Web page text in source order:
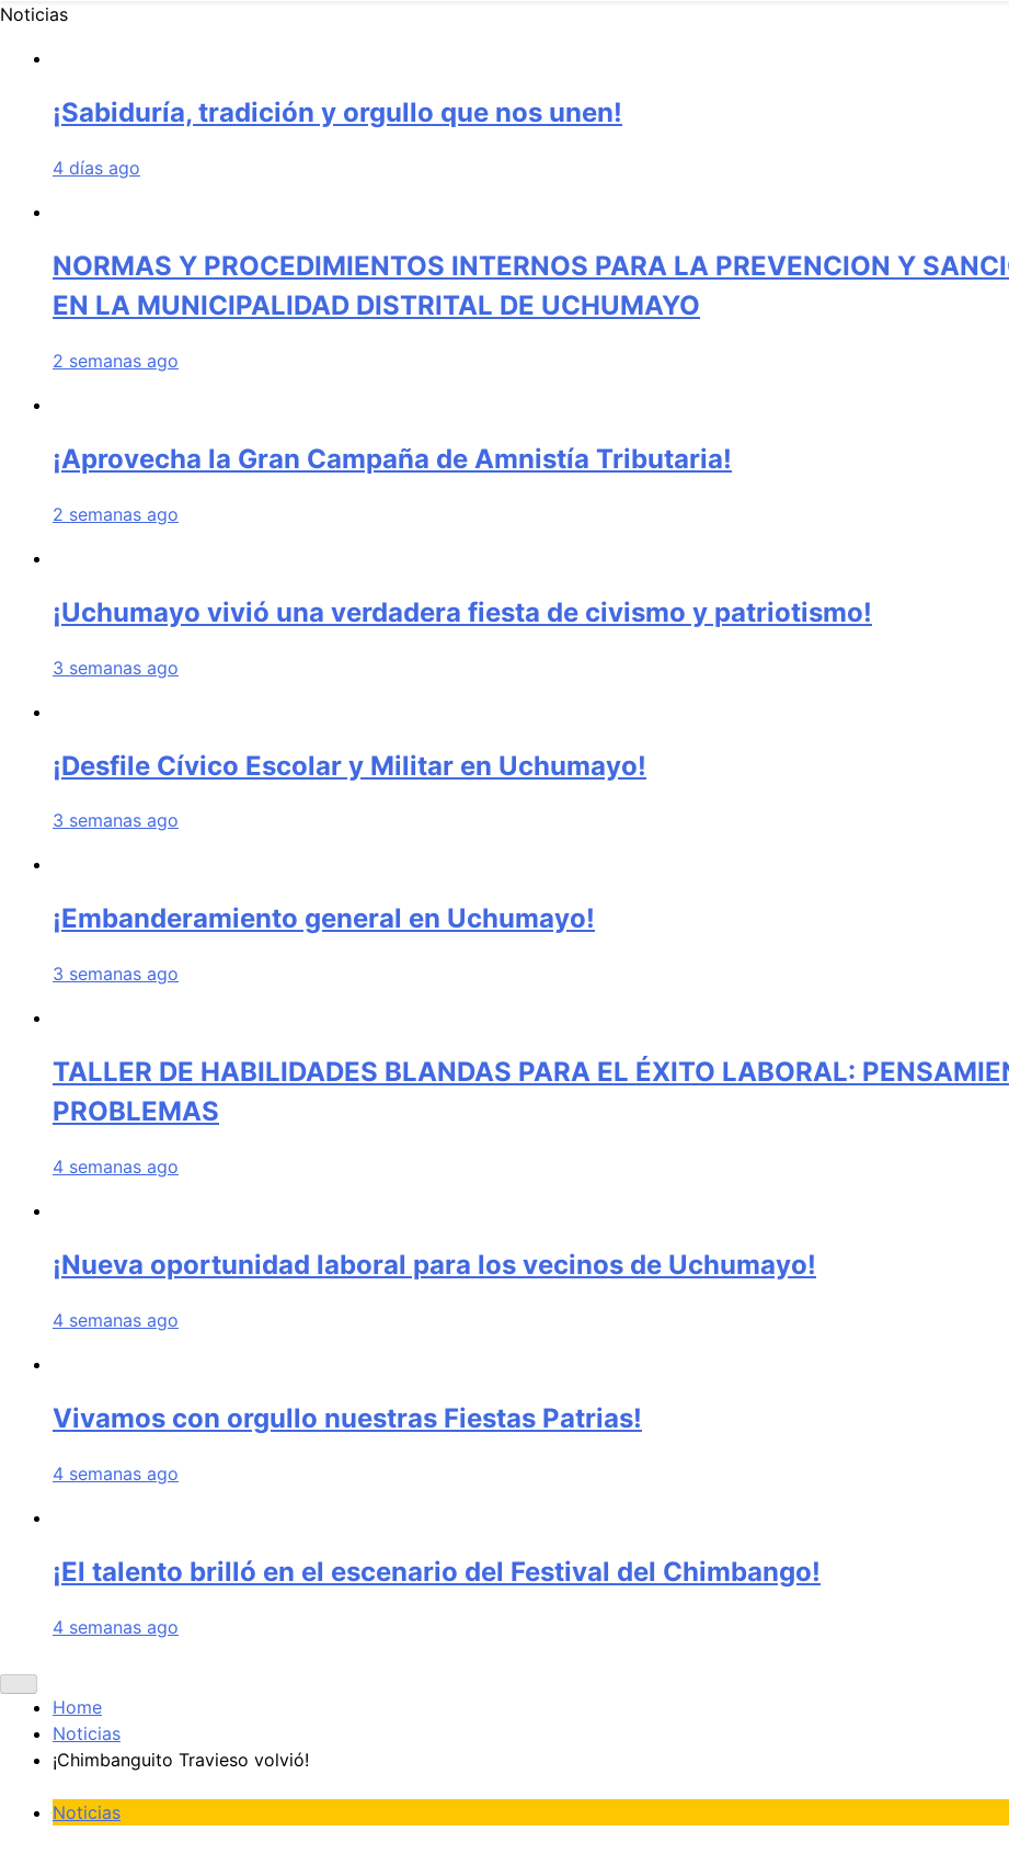
Noticias
¡Sabiduría, tradición y orgullo que nos unen!
4 días ago
NORMAS Y PROCEDIMIENTOS INTERNOS PARA LA PREVENCION Y
EN LA MUNICIPALIDAD DISTRITAL DE UCHUMAYO
2 semanas ago
¡Aprovecha la Gran Campaña de Amnistía Tributaria!
2 semanas ago
¡Uchumayo vivió una verdadera fiesta de civismo y patriotismo!
3 semanas ago
¡Desfile Cívico Escolar y Militar en Uchumayo!
3 semanas ago
¡Embanderamiento general en Uchumayo!
3 semanas ago
TALLER DE HABILIDADES BLANDAS PARA EL ÉXITO LABORAL:
PROBLEMAS
4 semanas ago
¡Nueva oportunidad laboral para los vecinos de Uchumayo!
4 semanas ago
Vivamos con orgullo nuestras Fiestas Patrias!
4 semanas ago
¡El talento brilló en el escenario del Festival del Chimbango!
4 semanas ago
Home
Noticias
¡Chimbanguito Travieso volvió!
Noticias